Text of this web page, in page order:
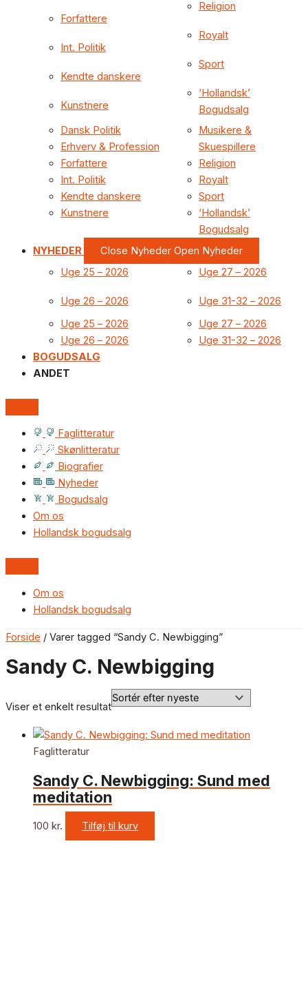
Forfattere
Int. Politik
Kendte danskere
Kunstnere
Religion
Royalt
Sport
‘Hollandsk’
Bogudsalg
Dansk Politik
Erhverv & Profession
Forfattere
Int. Politik
Kendte danskere
Kunstnere
Musikere &
Skuespillere
Religion
Royalt
Sport
‘Hollandsk’
Bogudsalg
NYHEDER
Close Nyheder Open Nyheder
Uge 25 – 2026
Uge 26 – 2026
Uge 27 – 2026
Uge 31-32 – 2026
Uge 25 – 2026
Uge 26 – 2026
Uge 27 – 2026
Uge 31-32 – 2026
BOGUDSALG
ANDET
Faglitteratur
Skønlitteratur
Biografier
Nyheder
Bogudsalg
Om os
Hollandsk bogudsalg
Om os
Hollandsk bogudsalg
Forside / Varer tagged “Sandy C. Newbigging”
Sandy C. Newbigging
Viser et enkelt resultat
Faglitteratur
Sandy C. Newbigging: Sund med
meditation
100 kr. Tilføj til kurv